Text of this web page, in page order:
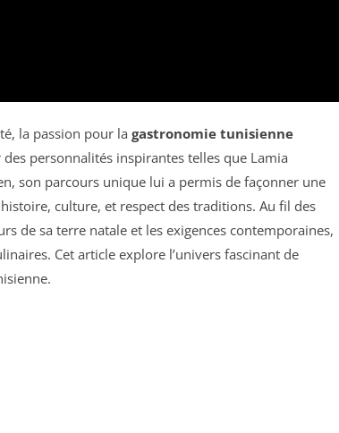
la passion pour la gastronomie tunisienne
personnalités inspirantes telles que Lamia
son parcours unique lui a permis de façonner une
culture, et respect des traditions. Au fil des
de sa terre natale et les exigences contemporaines,
Cet article explore l’univers fascinant de